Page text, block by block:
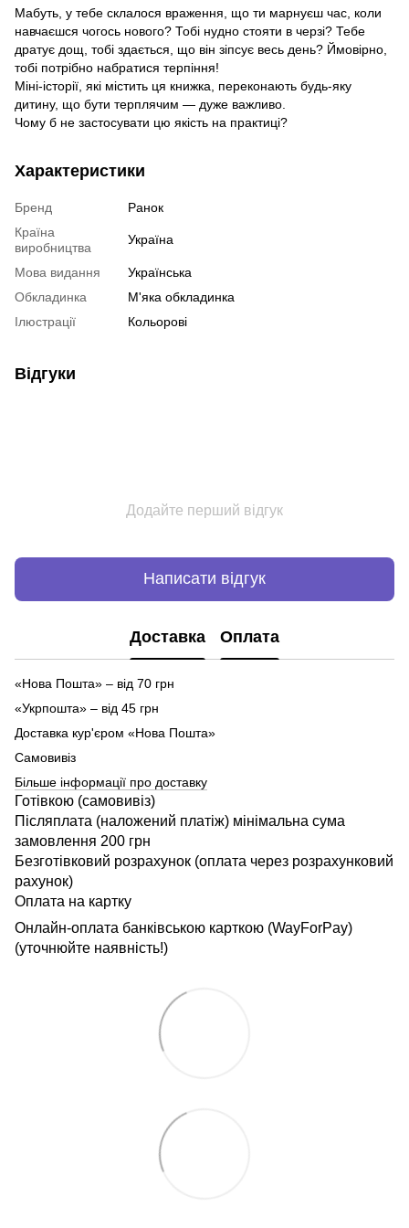
Мабуть, у тебе склалося враження, що ти марнуєш час, коли
навчаєшся чогось нового? Тобі нудно стояти в черзі? Тебе
дратує дощ, тобі здається, що він зіпсує весь день? Ймовірно,
тобі потрібно набратися терпіння!
Міні-історії, які містить ця книжка, переконають будь-яку
дитину, що бути терплячим — дуже важливо.
Чому б не застосувати цю якість на практиці?
Характеристики
Бренд
Ранок
Країна
виробництва
Україна
Мова видання
Українська
Обкладинка
М'яка обкладинка
Ілюстрації
Кольорові
Відгуки
Додайте перший відгук
Написати відгук
Доставка Оплата
«Нова Пошта» – від 70 грн
«Укрпошта» – від 45 грн
Доставка кур'єром «Нова Пошта»
Самовивіз
Більше інформації про доставку
Готівкою (самовивіз)
Післяплата (наложений платіж) мінімальна сума
замовлення 200 грн
Безготівковий розрахунок (оплата через розрахунковий
рахунок)
Оплата на картку
Онлайн-оплата банківською карткою (WayForPay)
(уточнюйте наявність!)